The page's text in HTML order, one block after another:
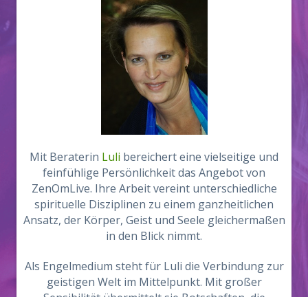
Mit Beraterin Luli bereichert eine vielseitige und
feinfühlige Persönlichkeit das Angebot von
ZenOmLive. Ihre Arbeit vereint unterschiedliche
spirituelle Disziplinen zu einem ganzheitlichen
Ansatz, der Körper, Geist und Seele gleichermaßen
in den Blick nimmt.
Als Engelmedium steht für Luli die Verbindung zur
geistigen Welt im Mittelpunkt. Mit großer